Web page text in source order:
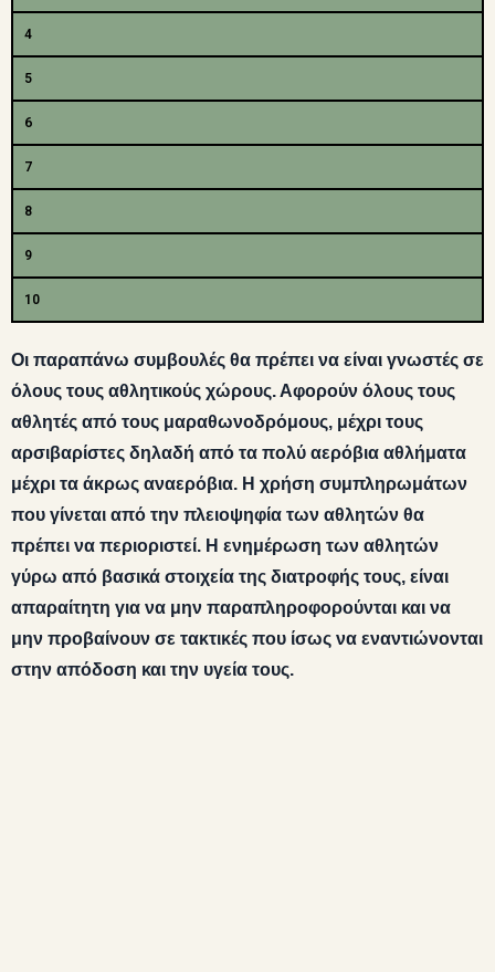
4
5
6
7
8
9
10
Οι παραπάνω συμβουλές θα πρέπει να είναι γνωστές σε
όλους τους αθλητικούς χώρους. Αφορούν όλους τους
αθλητές από τους μαραθωνοδρόμους, μέχρι τους
αρσιβαρίστες δηλαδή από τα πολύ αερόβια αθλήματα
μέχρι τα άκρως αναερόβια. Η χρήση συμπληρωμάτων
που γίνεται από την πλειοψηφία των αθλητών θα
πρέπει να περιοριστεί. Η ενημέρωση των αθλητών
γύρω από βασικά στοιχεία της διατροφής τους, είναι
απαραίτητη για να μην παραπληροφορούνται και να
μην προβαίνουν σε τακτικές που ίσως να εναντιώνονται
στην απόδοση και την υγεία τους.